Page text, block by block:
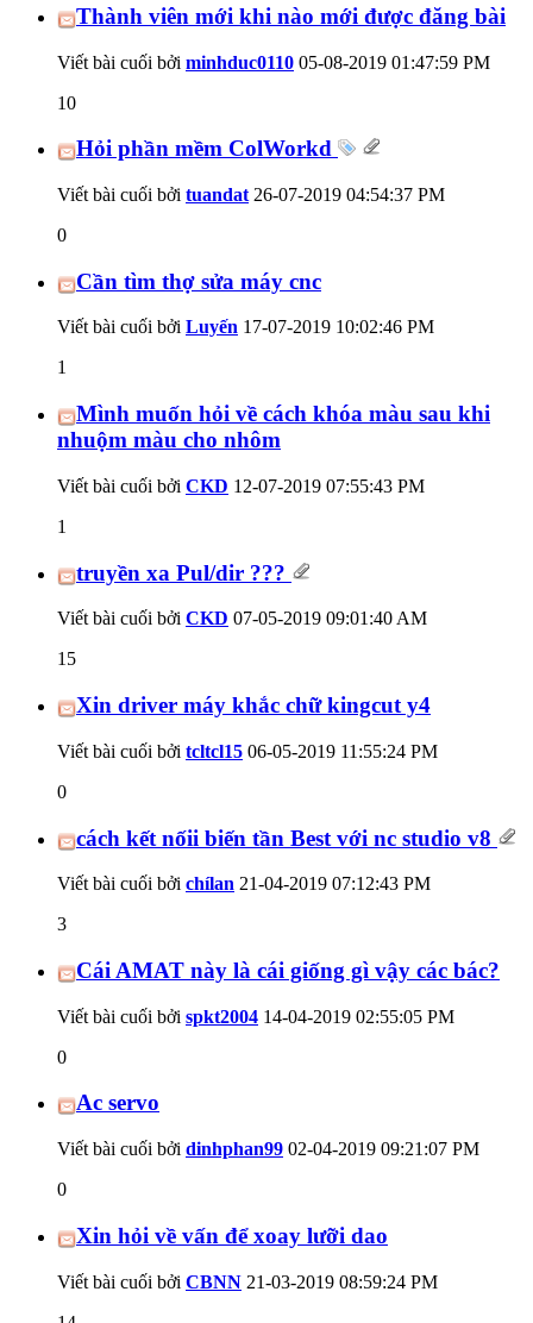
Thành viên mới khi nào mới được đăng bài
Viết bài cuối bởi minhduc0110 05-08-2019 01:47:59 PM
10
Hỏi phần mềm ColWorkd
Viết bài cuối bởi tuandat 26-07-2019 04:54:37 PM
0
Cần tìm thợ sửa máy cnc
Viết bài cuối bởi Luyến 17-07-2019 10:02:46 PM
1
Mình muốn hỏi về cách khóa màu sau khi
nhuộm màu cho nhôm
Viết bài cuối bởi CKD 12-07-2019 07:55:43 PM
1
truyền xa Pul/dir ???
Viết bài cuối bởi CKD 07-05-2019 09:01:40 AM
15
Xin driver máy khắc chữ kingcut y4
Viết bài cuối bởi tcltcl15 06-05-2019 11:55:24 PM
0
cách kết nốii biến tần Best với nc studio v8
Viết bài cuối bởi chílan 21-04-2019 07:12:43 PM
3
Cái AMAT này là cái giống gì vậy các bác?
Viết bài cuối bởi spkt2004 14-04-2019 02:55:05 PM
0
Ac servo
Viết bài cuối bởi dinhphan99 02-04-2019 09:21:07 PM
0
Xin hỏi về vấn để xoay lưỡi dao
Viết bài cuối bởi CBNN 21-03-2019 08:59:24 PM